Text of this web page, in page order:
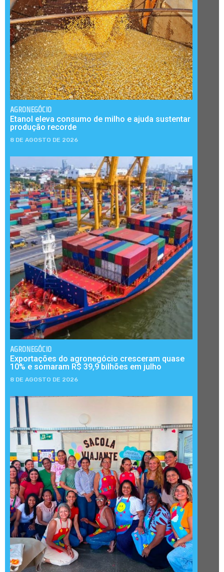
AGRONEGÓCIO
Etanol eleva consumo de milho e ajuda sustentar
produção recorde
8 DE AGOSTO DE 2026
AGRONEGÓCIO
Exportações do agronegócio cresceram quase
10% e somaram R$ 39,9 bilhões em julho
8 DE AGOSTO DE 2026